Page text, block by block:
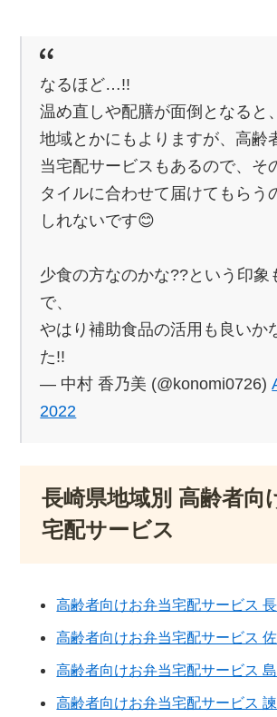
なるほど…!!
温め直しや配膳が面倒となると
地域とかにもよりますが、高齢
当宅配サービスもあるので、そ
タイルに合わせて届けてもらう
しれないです😊
少食の方なのかな??という印象
で、
やはり補助食品の活用も良いか
た!!
— 中村 香乃美 (@konomi0726)
2022
長崎県地域別 高齢者向
宅配サービス
高齢者向けお弁当宅配サービス
高齢者向けお弁当宅配サービス
高齢者向けお弁当宅配サービス
高齢者向けお弁当宅配サービス